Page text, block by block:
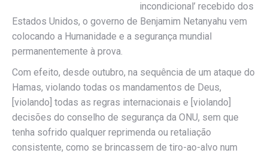
incondicional’ recebido dos
Estados Unidos, o governo de Benjamim Netanyahu vem
colocando a Humanidade e a segurança mundial
permanentemente à prova.
Com efeito, desde outubro, na sequência de um ataque do
Hamas, violando todas os mandamentos de Deus,
[violando] todas as regras internacionais e [violando]
decisões do conselho de segurança da ONU, sem que
tenha sofrido qualquer reprimenda ou retaliação
consistente, como se brincassem de tiro-ao-alvo num